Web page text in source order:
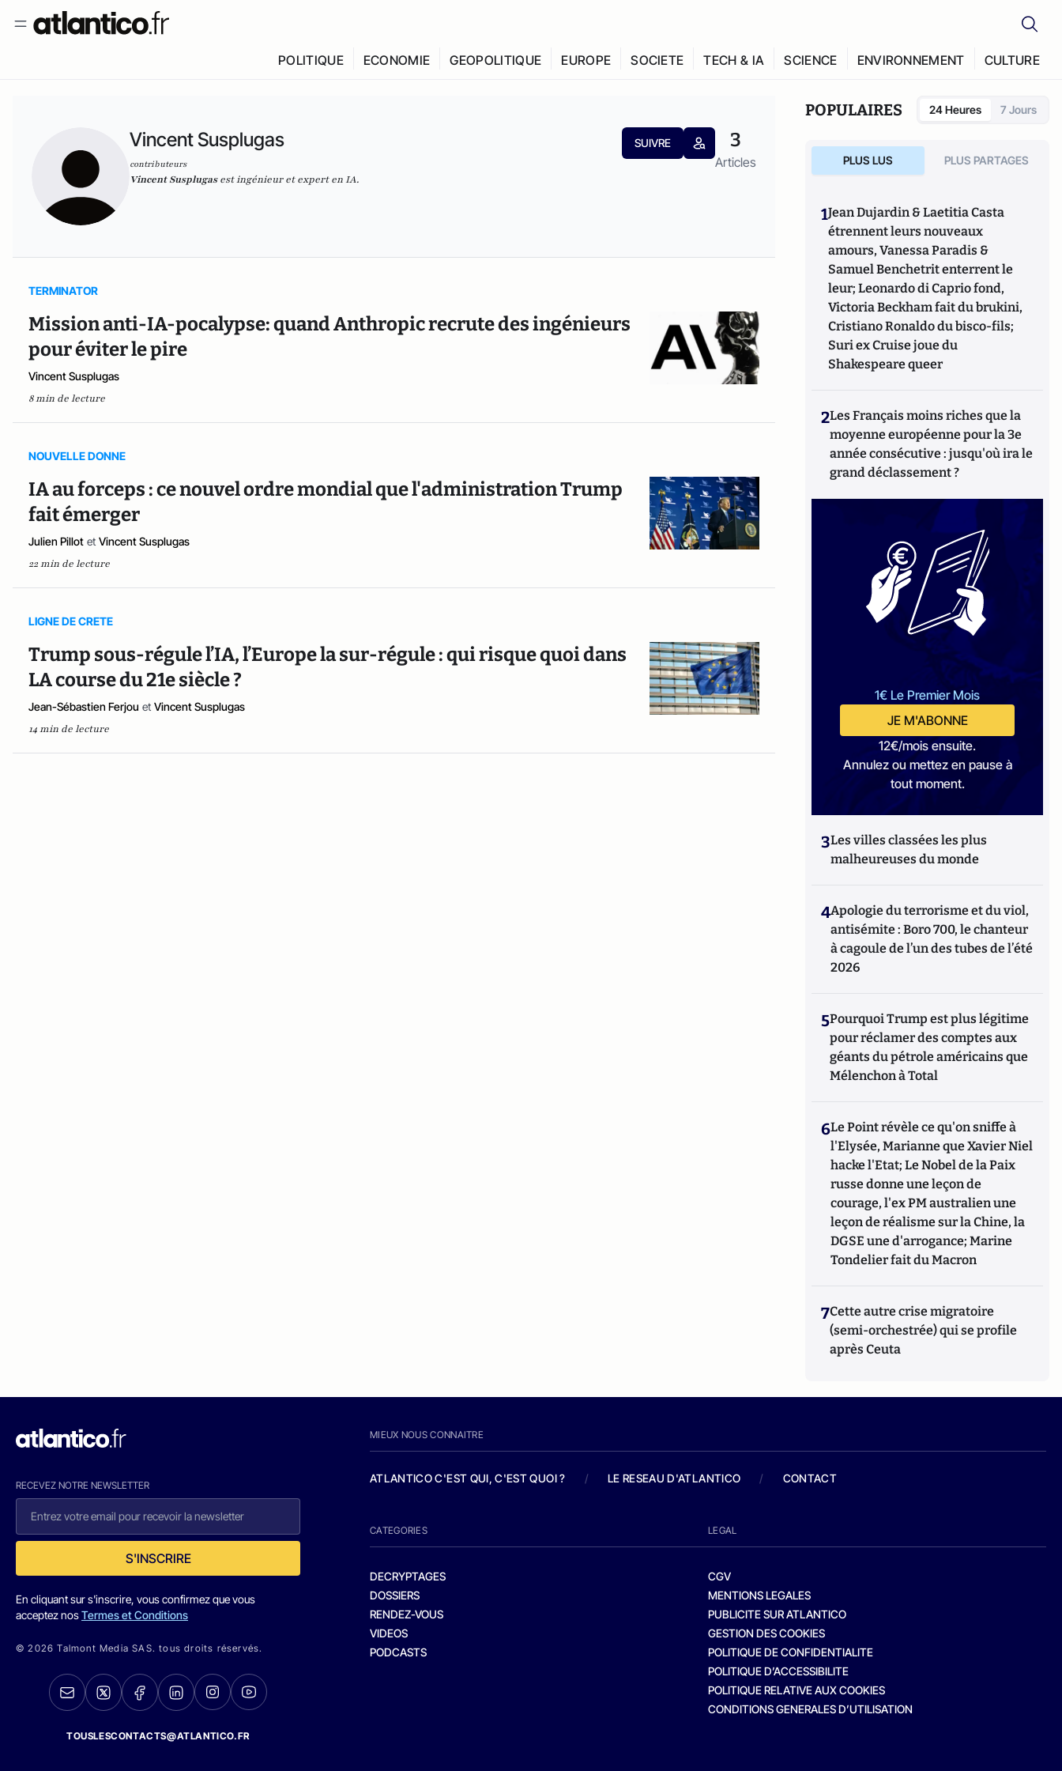
POLITIQUE ECONOMIE GEOPOLITIQUE EUROPE SOCIETE TECH & IA SCIENCE ENVIRONNEMENT CULTURE
Vincent Susplugas
contributeurs
SUIVRE 3
Articles
Vincent Susplugasest ingénieur et expert en IA.
TERMINATOR
Mission anti-IA-pocalypse: quand Anthropic recrute des ingénieurs
pour éviter le pire
Vincent Susplugas
8 min de lecture
NOUVELLE DONNE
IA au forceps : ce nouvel ordre mondial que l'administration Trump
fait émerger
Julien Pillot et Vincent Susplugas
22 min de lecture
LIGNE DE CRETE
Trump sous-régule l’IA, l’Europe la sur-régule : qui risque quoi dans
LA course du 21e siècle ?
Jean-Sébastien Ferjou et Vincent Susplugas
14 min de lecture
POPULAIRES 24 Heures 7 Jours
PLUS LUS PLUS PARTAGES
1Jean Dujardin & Laetitia Casta
étrennent leurs nouveaux
amours, Vanessa Paradis &
Samuel Benchetrit enterrent le
leur; Leonardo di Caprio fond,
Victoria Beckham fait du brukini,
Cristiano Ronaldo du bisco-fils;
Suri ex Cruise joue du
Shakespeare queer
2Les Français moins riches que la
moyenne européenne pour la 3e
année consécutive : jusqu'où ira le
grand déclassement ?
1€ Le Premier Mois
JE M'ABONNE
12€/mois ensuite.
Annulez ou mettez en pause à
tout moment.
3Les villes classées les plus
malheureuses du monde
4Apologie du terrorisme et du viol,
antisémite : Boro 700, le chanteur
à cagoule de l’un des tubes de l’été
2026
5Pourquoi Trump est plus légitime
pour réclamer des comptes aux
géants du pétrole américains que
Mélenchon à Total
6Le Point révèle ce qu'on sniffe à
l'Elysée, Marianne que Xavier Niel
hacke l'Etat; Le Nobel de la Paix
russe donne une leçon de
courage, l'ex PM australien une
leçon de réalisme sur la Chine, la
DGSE une d'arrogance; Marine
Tondelier fait du Macron
7Cette autre crise migratoire
(semi-orchestrée) qui se profile
après Ceuta
RECEVEZ NOTRE NEWSLETTER
S'INSCRIRE
En cliquant sur s'inscrire, vous confirmez que vous
acceptez nosTermes et Conditions
© 2026 Talmont Media SAS. tous droits réservés.
TOUSLESCONTACTS@ATLANTICO.FR
MIEUX NOUS CONNAITRE
ATLANTICO C'EST QUI, C'EST QUOI ? / LE RESEAU D'ATLANTICO / CONTACT
CATEGORIES
DECRYPTAGES
DOSSIERS
RENDEZ-VOUS
VIDEOS
PODCASTS
LEGAL
CGV
MENTIONS LEGALES
PUBLICITE SUR ATLANTICO
GESTION DES COOKIES
POLITIQUE DE CONFIDENTIALITE
POLITIQUE D’ACCESSIBILITE
POLITIQUE RELATIVE AUX COOKIES
CONDITIONS GENERALES D’UTILISATION